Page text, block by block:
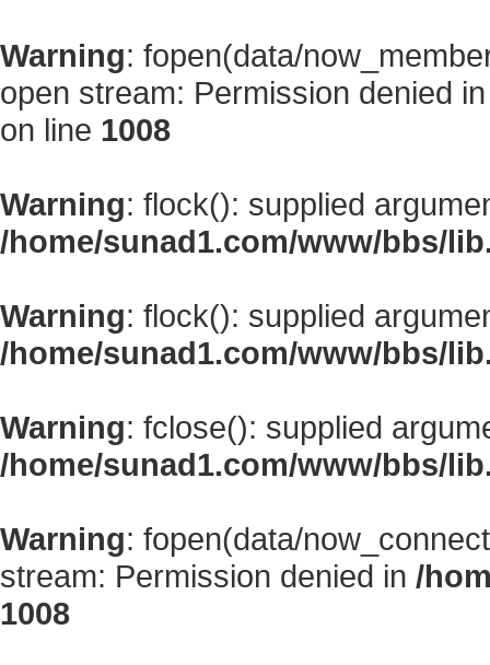
Warning: fopen(data/
open stream: Permission denied
on line 1008
Warning: flock(): supplied
/home/sunad1.com/www/bbs/
Warning: flock(): supplied
/home/sunad1.com/www/bbs/
Warning: fclose(): supplied
/home/sunad1.com/www/bbs/
Warning: fopen(data/
stream: Permission denied in /
1008